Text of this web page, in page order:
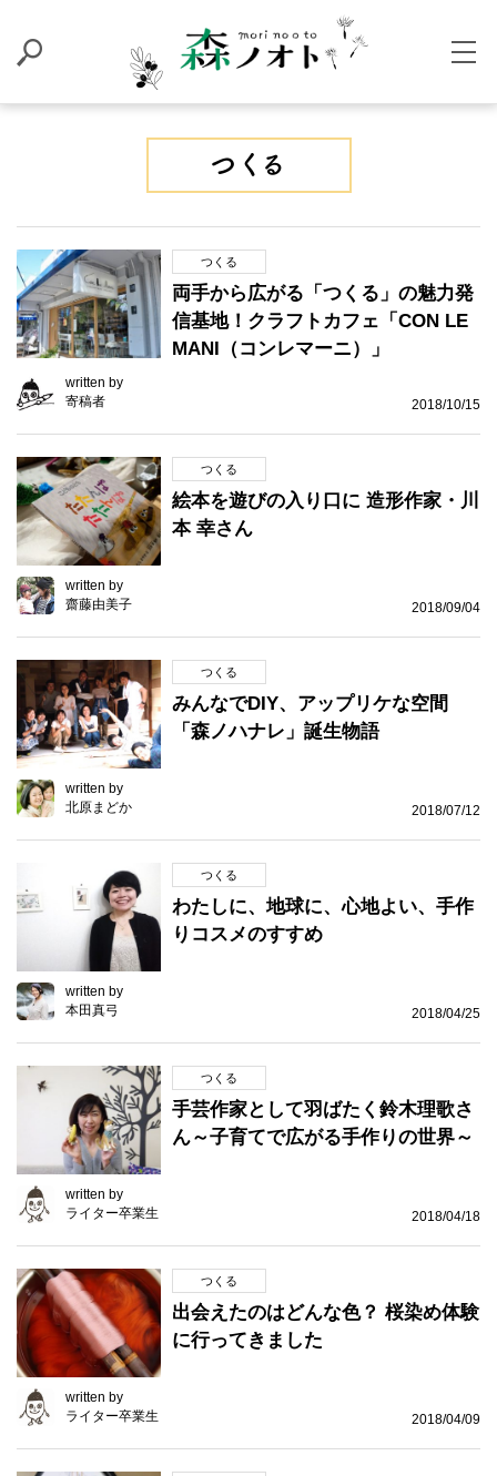
つくる
両手から広がる「つくる」の魅力発
信基地！クラフトカフェ「CON LE
MANI（コンレマーニ）」
written by
寄稿者
2018/10/15
つくる
絵本を遊びの入り口に 造形作家・川
本 幸さん
written by
齋藤由美子
2018/09/04
つくる
みんなでDIY、アップリケな空間
「森ノハナレ」誕生物語
written by
北原まどか
2018/07/12
つくる
わたしに、地球に、心地よい、手作
りコスメのすすめ
written by
本田真弓
2018/04/25
つくる
手芸作家として羽ばたく鈴木理歌さ
ん～子育てで広がる手作りの世界～
written by
ライター卒業生
2018/04/18
つくる
出会えたのはどんな色？ 桜染め体験
に行ってきました
written by
ライター卒業生
2018/04/09